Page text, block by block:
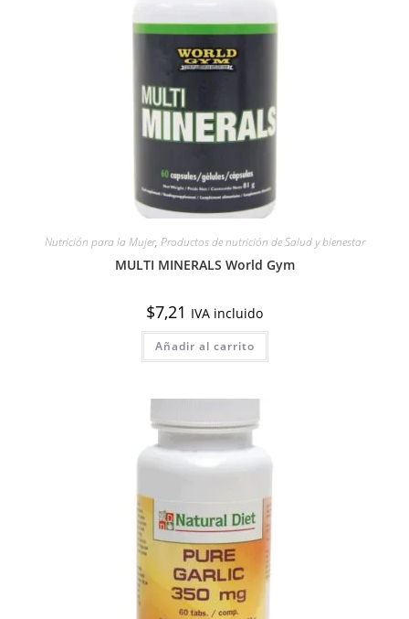
Nutrición para la Mujer, Productos de nutrición de Salud y bienestar
MULTI MINERALS World Gym
$7,21 IVA incluido
Añadir al carrito